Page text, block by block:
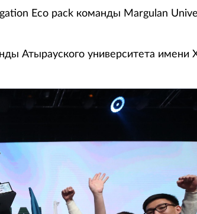
Eco pack команды Margulan
Атырауского университета имени